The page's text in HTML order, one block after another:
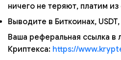
ничего не теряют, платим
Выводите в Биткоинах,
Ваша реферальная ссылка в
Криптекса: https://